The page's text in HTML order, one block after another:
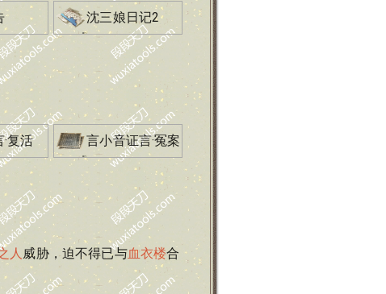
沈三娘日记2
复活
言小音证言·冤案
人 威胁，迫不得已与血衣楼合